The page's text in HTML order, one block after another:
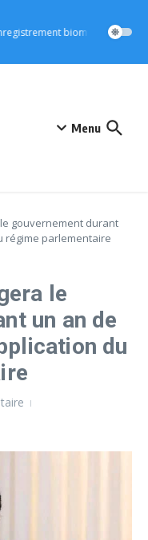
biométrique
Menu
gouvernement durant
régime parlementaire
le
un an de
du